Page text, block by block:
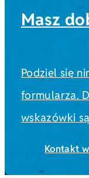
Masz
Podziel się
formularza.
wskazówki
Kontakt